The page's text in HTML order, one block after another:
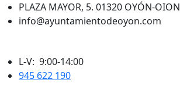
PLAZA MAYOR, 5. 01320 OYÓN-OION
info@ayuntamientodeoyon.com
L-V: 9:00-14:00
945 622 190